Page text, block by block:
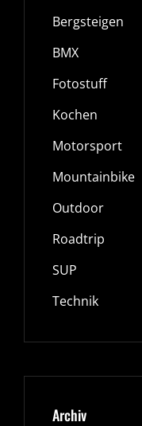
Bergsteigen
BMX
Fotostuff
Kochen
Motorsport
Mountainbike
Outdoor
Roadtrip
SUP
Technik
Archiv